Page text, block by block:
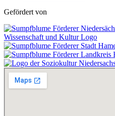
Gefördert von